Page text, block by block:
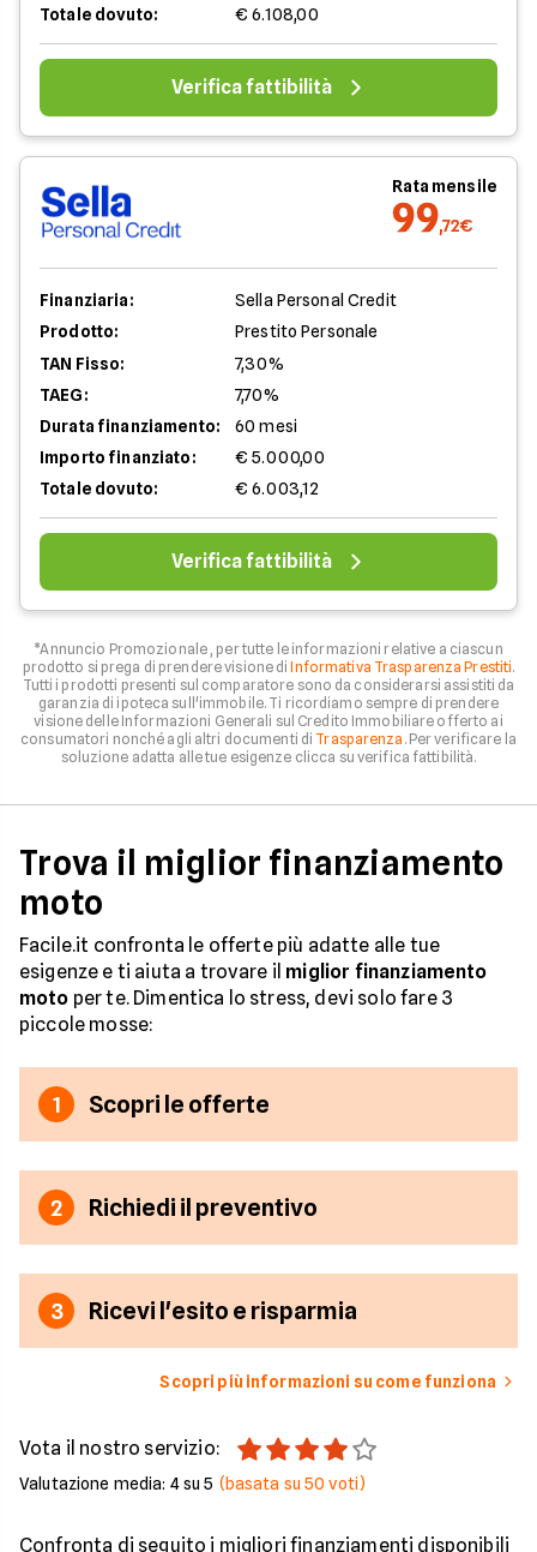
Totale dovuto:
€ 6.108,00
Verifica fattibilità
Rata mensile
99,72€
Finanziaria:
Sella Personal Credit
Prodotto:
Prestito Personale
TAN Fisso:
7,30%
TAEG:
7,70%
Durata finanziamento:
60 mesi
Importo finanziato:
€ 5.000,00
Totale dovuto:
€ 6.003,12
Verifica fattibilità
*Annuncio Promozionale , per tutte le informazioni relative a ciascun
prodotto si prega di prendere visione diInformativa Trasparenza Prestiti.
Tutti i prodotti presenti sul comparatore sono da considerarsi assistiti da
garanzia di ipoteca sull'immobile. Ti ricordiamo sempre di prendere
visione delle Informazioni Generali sul Credito Immobiliare offerto ai
consumatori nonché agli altri documenti di Trasparenza . Per verificare la
soluzione adatta alle tue esigenze clicca su verifica fattibilità.
Trova il miglior finanziamento
moto
Facile.it confronta le offerte più adatte alle tue
esigenze e ti aiuta a trovare il miglior finanziamento
moto per te. Dimentica lo stress, devi solo fare 3
piccole mosse:
1 Scopri le offerte
2 Richiedi il preventivo
3 Ricevi l'esito e risparmia
Scopri più informazioni su come funziona
Vota il nostro servizio:
Valutazione media: 4su 5 (basata su50 voti)
Confronta di seguito i migliori finanziamenti disponibili